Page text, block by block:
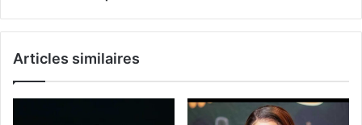
Articles similaires